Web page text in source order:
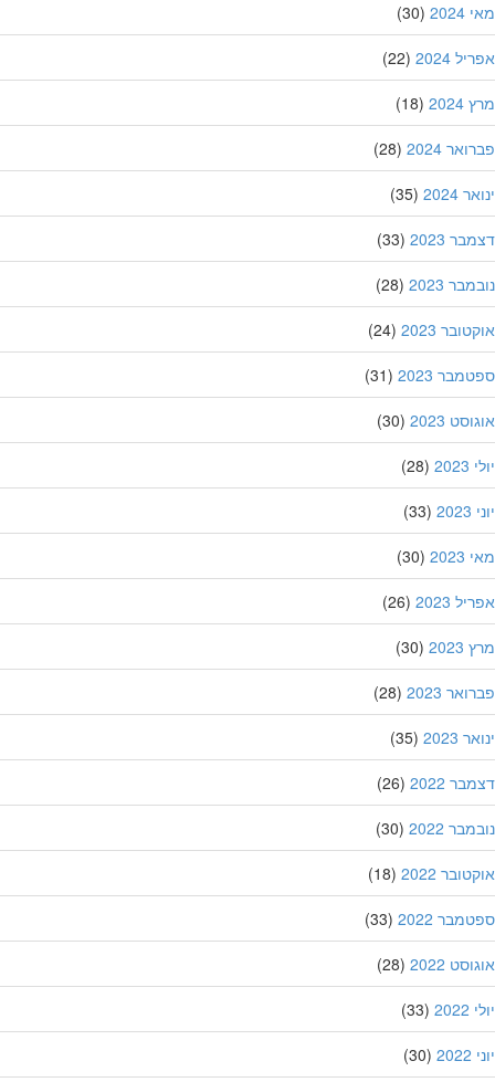
(30)
2024
(22)
(18)
2024
(28)
2024
(35)
2023
(33)
2023
(28)
2023
(24)
2023
(31)
2023
(30)
(28)
(33)
(30)
2023
(26)
(30)
2023
(28)
2023
(35)
2022
(26)
2022
(30)
2022
(18)
2022
(33)
2022
(28)
(33)
(30)